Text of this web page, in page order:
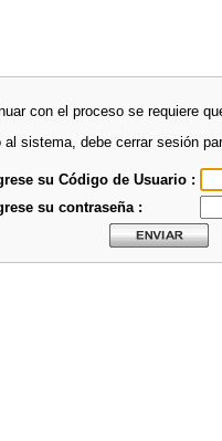
con el proceso se requiere
sistema, debe cerrar sesión
su Código de Usuario :
su contraseña :